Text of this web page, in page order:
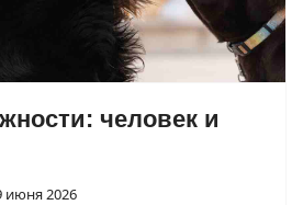
человек и
июня 2026